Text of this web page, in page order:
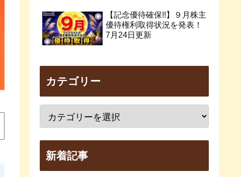
【記念優待確保!!】９月株主
優待権利取得状況を発表！
7月24日更新
カテゴリー
新着記事